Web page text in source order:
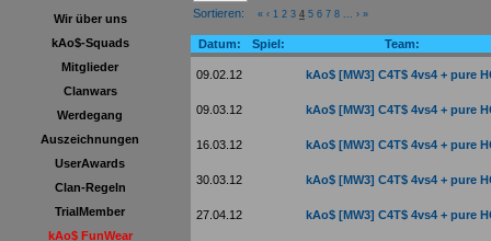
Wir über uns
kAo$-Squads
Mitglieder
Clanwars
Werdegang
Auszeichnungen
UserAwards
Clan-Regeln
TrialMember
kAo$ FunWear
Sortieren: « ‹ 1 2 3 4 5 6 7 8 › »
Datum: Spiel: Team:
09.02.12 kAo$ [MW3] C4T$ 4vs4 + pure
09.03.12 kAo$ [MW3] C4T$ 4vs4 + pure
16.03.12 kAo$ [MW3] C4T$ 4vs4 + pure
30.03.12 kAo$ [MW3] C4T$ 4vs4 + pure
27.04.12 kAo$ [MW3] C4T$ 4vs4 + pure